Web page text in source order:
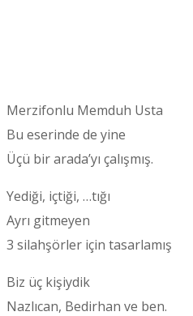
Merzifonlu Memduh Usta
Bu eserinde de yine
Üçü bir arada’yı çalışmış.
Yediği, içtiği, …tığı
Ayrı gitmeyen
3 silahşörler için tasarlamış
Biz üç kişiydik
Nazlıcan, Bedirhan ve ben.